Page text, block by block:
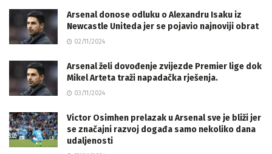
Arsenal donose odluku o Alexandru Isaku iz
Newcastle Uniteda jer se pojavio najnoviji obrat
02/11/2024
Arsenal želi dovođenje zvijezde Premier lige dok
Mikel Arteta traži napadačka rješenja.
03/11/2024
Victor Osimhen prelazak u Arsenal sve je bliži jer
se značajni razvoj događa samo nekoliko dana
udaljenosti